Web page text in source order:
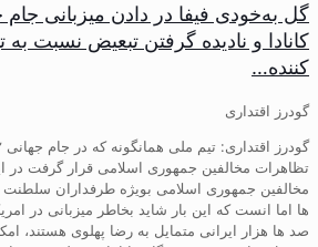
گل به‌خودی فیفا در دادن میزبانی جام
کانادا و نادیده گرفتن تبعیض نسبت
کننده…
گودرز اقتداری
تظاهرات مخالفین جمهوری اسلامی قرار گرفت در این
مخالفین جمهوری اسلامی بویژه طرفداران سلطنت
ها اما انست که این بار شاید بخاطر میزبانی در
صد ها هزار ایرانی متمایل به رضا پهلوی هستند،